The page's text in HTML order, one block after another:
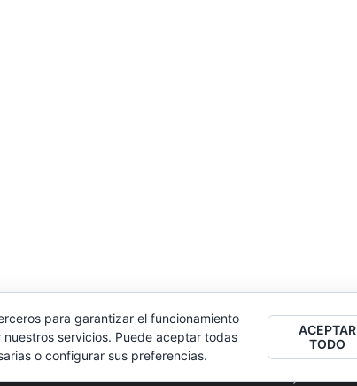
2026 Colectivo Burbuja
para garantizar el funcionamiento
servicios. Puede aceptar todas
o configurar sus preferencias.
ACEPTAR
TODO